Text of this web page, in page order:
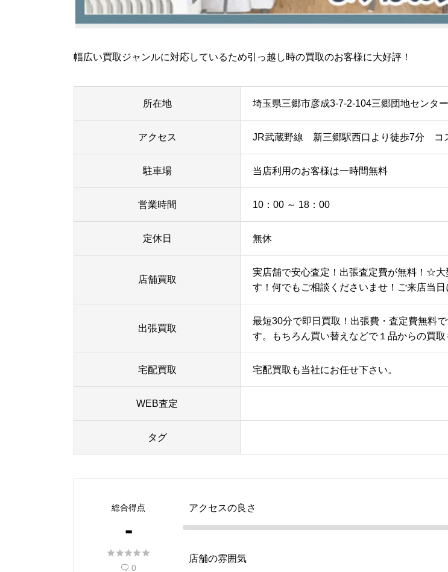
幅広い買取ジャンルに対応しているため引っ越し時の買取のお客様に大好評！
所在地 埼玉県三郷市彦成3-7-2-104三郷団地センタ
アクセス JR武蔵野線 新三郷駅西口より徒歩7分 コ
駐車場 当店利用のお客様は一時間無料
営業時間 10：00 ～ 18：00
定休日 無休
店舗買取
実店舗で安心査定！出張査定費が無料！☆
す！何でもご相談くださいませ！ご来店当日
出張買取
最短30分で即日買取！出張費・査定費無料
す。もちろん買い替えなどで１品からの買取
宅配買取 宅配買取も当社にお任せ下さい。
WEB査定
タグ
総合得点
-

 0
アクセスの良さ
店舗の雰囲気